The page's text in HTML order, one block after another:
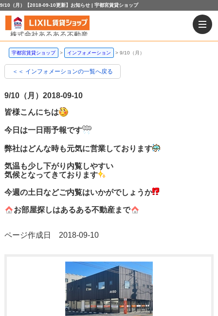
9/10（月）【2018-09-10更新】お知らせ | 宇都宮賃貸ショップ
宇都宮賃貸ショップ インフォメーション 9/10（月）
＜＜ インフォメーションの一覧へ戻る
9/10（月） 2018-09-10
皆様こんにちは
今日は一日雨予報です
弊社はどんな時も元気に営業しております
気温も少し下がり内覧しやすい
気候となってきております
今週の土日などご内覧はいかがでしょうか
お部屋探しはあるある不動産まで
ページ作成日 2018-09-10